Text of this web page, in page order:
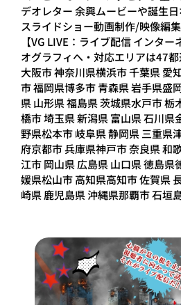
デオレター 余興ムービーや誕生
スライドショー動画制作/映像編
【VG LIVE：ライブ配信 インタ
オグラフィへ・対応エリアは47
大阪市 神奈川県横浜市 千葉県 愛
市 福岡県博多市 青森県 岩手県盛
県 山形県 福島県 茨城県水戸市 栃
橋市 埼玉県 新潟県 富山県 石川県
野県松本市 岐阜県 静岡県 三重県
府京都市 兵庫県神戸市 奈良県 和
江市 岡山県 広島県 山口県 徳島県
媛県松山市 高知県高知市 佐賀県
崎県 鹿児島県 沖縄県那覇市 石垣